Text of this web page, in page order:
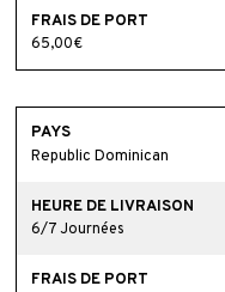
65,00€
Republic Dominican
6/7 Journées